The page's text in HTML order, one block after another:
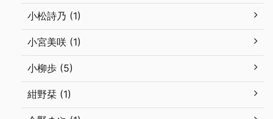
小松詩乃 (1)
小宮美咲 (1)
小柳歩 (5)
紺野栞 (1)